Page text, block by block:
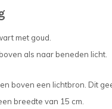
met goud.
als naar beneden licht.
boven een lichtbron. Dit
breedte van 15 cm.